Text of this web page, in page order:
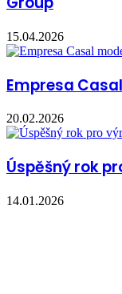
15.04.2026
Empresa
20.02.2026
Úspěšný rok
14.01.2026